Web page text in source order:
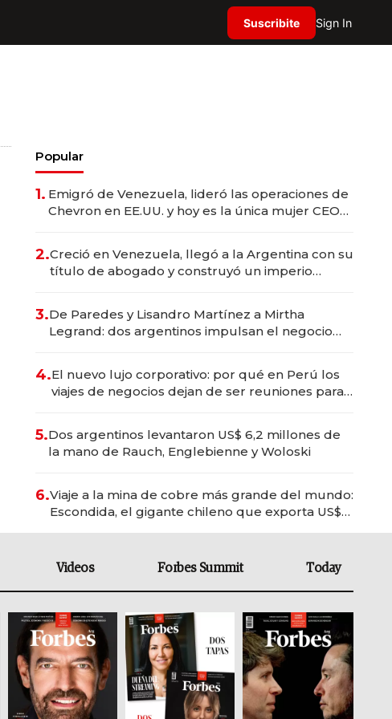
Suscribite Sign In
Popular
1. Emigró de Venezuela, lideró las operaciones de
Chevron en EE.UU. y hoy es la única mujer CEO
2.Creció en Venezuela, llegó a la Argentina con su
título de abogado y construyó un imperio
3.De Paredes y Lisandro Martínez a Mirtha
Legrand: dos argentinos impulsan el negocio
4.El nuevo lujo corporativo: por qué en Perú los
viajes de negocios dejan de ser reuniones para
5.Dos argentinos levantaron US$ 6,2 millones de
la mano de Rauch, Englebienne y Woloski
6.Viaje a la mina de cobre más grande del mundo:
Escondida, el gigante chileno que exporta US$
Videos Forbes Summit Today